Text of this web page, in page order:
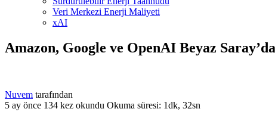
Veri Merkezi Enerji Maliyeti
xAI
Amazon, Google ve OpenAI Beyaz
Nuvem tarafından
5 ay önce 134 kez okundu Okuma süresi: 1dk, 32sn